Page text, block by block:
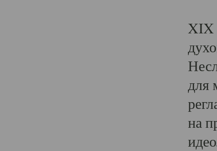
XIX
для
на